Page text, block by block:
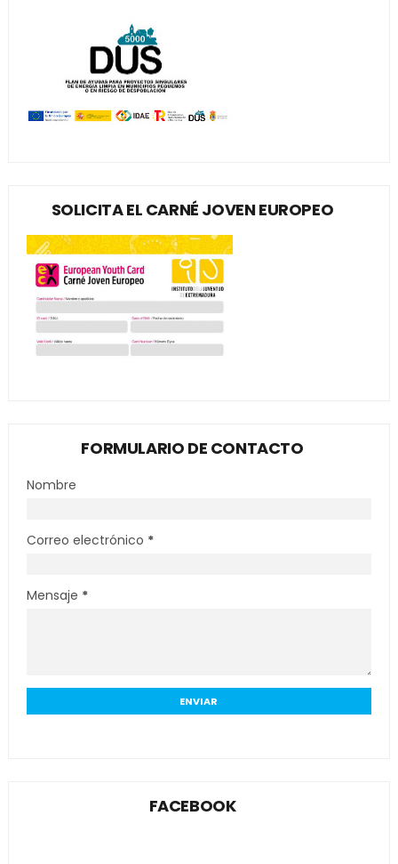
SOLICITA EL CARNÉ JOVEN EUROPEO
FORMULARIO DE CONTACTO
Nombre
Correo electrónico *
Mensaje *
FACEBOOK